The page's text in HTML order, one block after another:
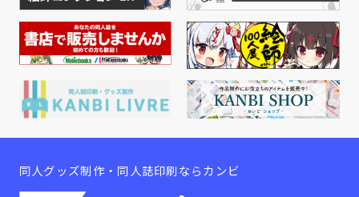
同人グッズ制作・同人誌印刷ならカンビ